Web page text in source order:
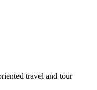
travel and tour